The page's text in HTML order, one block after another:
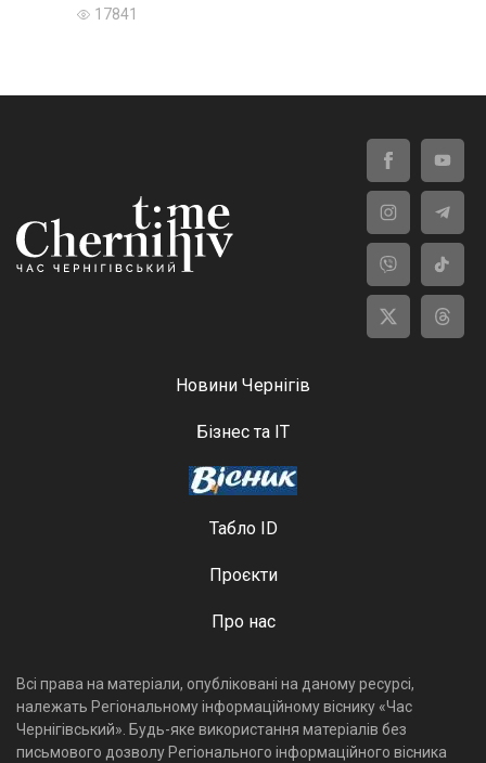
17841
Новини Чернігів
Бізнес та ІТ
Табло ID
Проєкти
Про нас
Всі права на матеріали, опубліковані на даному ресурсі,
належать Регіональному інформаційному віснику «Час
Чернігівський». Будь-яке використання матеріалів без
письмового дозволу Регіонального інформаційного вісника